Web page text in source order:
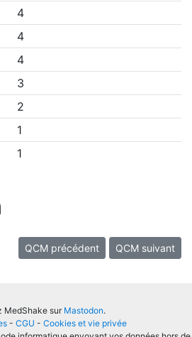
4
4
4
3
2
1
1
QCM précédent QCM suivant
MedShake sur Mastodon.
- CGU - Cookies et vie privée